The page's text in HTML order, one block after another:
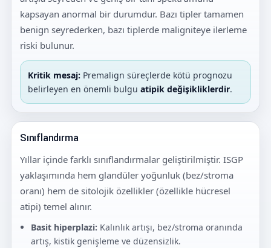
kapsayan anormal bir durumdur. Bazı tipler tamamen
benign seyrederken, bazı tiplerde maligniteye ilerleme
riski bulunur.
Kritik mesaj: Premalign süreçlerde kötü prognozu
belirleyen en önemli bulgu atipik değişikliklerdir.
Sınıflandırma
Yıllar içinde farklı sınıflandırmalar geliştirilmiştir. ISGP
yaklaşımında hem glandüler yoğunluk (bez/stroma
oranı) hem de sitolojik özellikler (özellikle hücresel
atipi) temel alınır.
Basit hiperplazi: Kalınlık artışı, bez/stroma oranında
artış, kistik genişleme ve düzensizlik.